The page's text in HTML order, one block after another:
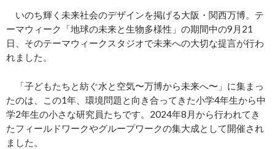
いのち輝く未来社会のデザインを掲げる大阪・関西万博。テ
ーマウィーク「地球の未来と生物多様性」の期間中の9月21
日、そのテーマウィークスタジオで未来への大切な提言が行わ
れました。
「子どもたちと紡ぐ水と空気〜万博から未来へ〜」に集まっ
たのは、この1年、環境問題と向き合ってきた小学4年生から中
学2年生の小さな研究員たちです。2024年8月から行われてき
たフィールドワークやグループワークの集大成として開催され
ました。